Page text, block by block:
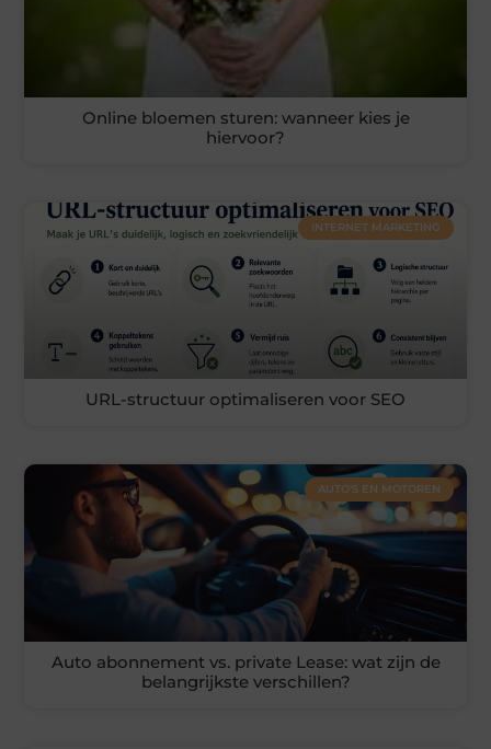
Online bloemen sturen: wanneer kies je
hiervoor?
INTERNET MARKETING
URL-structuur optimaliseren voor SEO
AUTO'S EN MOTOREN
Auto abonnement vs. private Lease: wat zijn de
belangrijkste verschillen?